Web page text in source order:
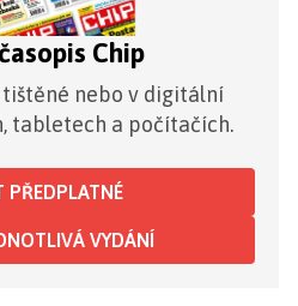
Chip
nebo v digitální
tabletech a počítačích.
PŘEDPLATNÉ
VYDÁNÍ